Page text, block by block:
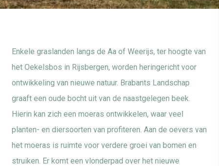
Enkele graslanden langs de Aa of Weerijs, ter hoogte van
het Oekelsbos in Rijsbergen, worden heringericht voor
ontwikkeling van nieuwe natuur. Brabants Landschap
graaft een oude bocht uit van de naastgelegen beek.
Hierin kan zich een moeras ontwikkelen, waar veel
planten- en diersoorten van profiteren. Aan de oevers van
het moeras is ruimte voor verdere groei van bomen en
struiken. Er komt een vlonderpad over het nieuwe